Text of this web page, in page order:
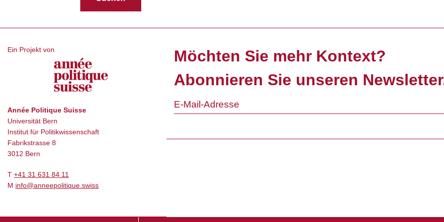
Ein Projekt von
Année Politique Suisse
Universität Bern
Institut für Politikwissenschaft
Fabrikstrasse 8
3012 Bern
T +41 31 631 84 11
M info@anneepolitique.swiss
Möchten Sie mehr Kontext?
Abonnieren Sie unseren